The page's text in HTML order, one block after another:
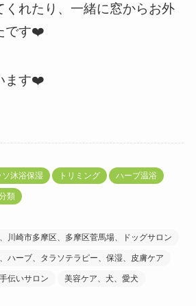
くれたり、一緒に窓からお外
です❤️
ます❤️
ソ沐浴保湿 トリミング ハーブ温浴
類
川崎市多摩区、多摩区菅馬場、ドッグサロン
ハーブ、タラソテラピー、保湿、皮膚ケア
伝いサロン 美容ケア、犬、愛犬